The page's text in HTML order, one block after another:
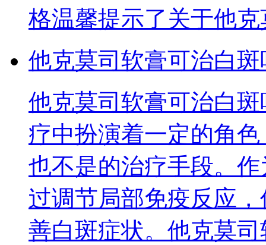
格温馨提示了关于他
他克莫司软膏可治白斑
他克莫司软膏可治白
疗中扮演着一定的角
也不是的治疗手段。
过调节局部免疫反应
善白斑症状。他克莫